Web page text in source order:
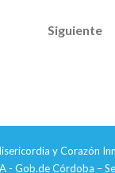
Siguiente
y Corazón
- Gob.de Córdoba –